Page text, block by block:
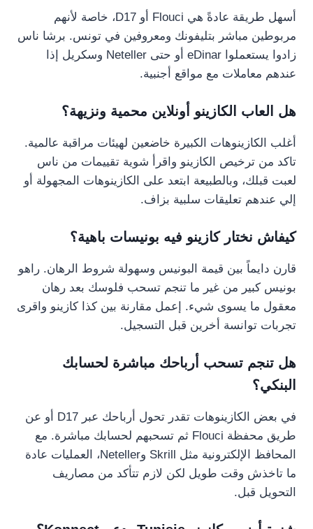
أسهل طريقة عادةً هي Flouci أو D17، خاصة لأنهم
مربوطين مباشر بتليفونك ومعروفين في تونس. برشا ناس
زادوا يستعملوا eDinar أو حتى Neteller وسكريل إذا
عندهم معاملات مع مواقع أجنبية.
هل العاب الكازينو أونلاين محمية ونزيهة؟
أغلب الكازينوهات الكبيرة خاضعين لهيئات مراقبة عالمية.
تاكد من ترخيص الكازينو واقرأ شوية تقييمات من ناس
لعبت قبلك، وبالطبيعة ابتعد على الكازينوهات المجهولة أو
إلي عندهم تعليقات سلبية بزاف.
كيفاش نختار كازينو فيه بونيسات باهية؟
قارن دايماً بين قيمة البونيس وسهولة شروط الرهان. راهو
بونيس كبير من غير ما تنجم تسحب فلوسك بعد رهان
معقول ما يسوى شيء. إعمل مقارنة بين كذا كازينو واقرى
تجربات توانسة أخرين قبل التسجيل.
هل تنجم تسحب أرباحك مباشرة لحسابك
البنكي؟
في بعض الكازينوهات تقدر تحول أرباحك عبر D17 أو عن
طريق محفظة Flouci ثم تسحبهم لحسابك مباشرة. مع
المحافظ الإلكترونية مثل Skrill وNeteller، العمليات عادة
ما تاخذش وقت طويل لكن لازم تتأكد من مصاريف
التحويل قبل.